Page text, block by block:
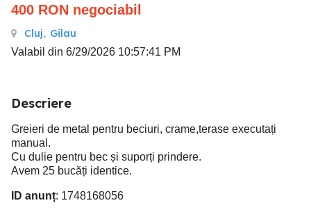
400 RON negociabil
Cluj, Gilau
Valabil din 6/29/2026 10:57:41 PM
Descriere
Greieri de metal pentru beciuri, crame,terase executați
manual.
Cu dulie pentru bec și suporți prindere.
Avem 25 bucăți identice.
ID anunț: 1748168056